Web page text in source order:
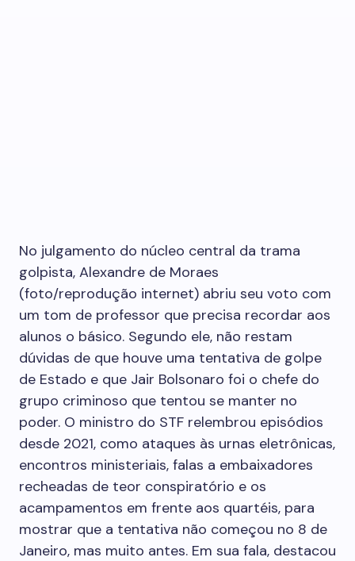
No julgamento do núcleo central da trama
golpista, Alexandre de Moraes
(foto/reprodução internet) abriu seu voto com
um tom de professor que precisa recordar aos
alunos o básico. Segundo ele, não restam
dúvidas de que houve uma tentativa de golpe
de Estado e que Jair Bolsonaro foi o chefe do
grupo criminoso que tentou se manter no
poder. O ministro do STF relembrou episódios
desde 2021, como ataques às urnas eletrônicas,
encontros ministeriais, falas a embaixadores
recheadas de teor conspiratório e os
acampamentos em frente aos quartéis, para
mostrar que a tentativa não começou no 8 de
Janeiro, mas muito antes. Em sua fala, destacou